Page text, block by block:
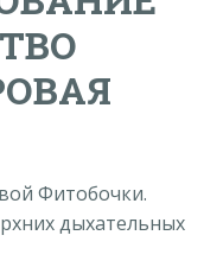
Фитобочки.
дыхательных